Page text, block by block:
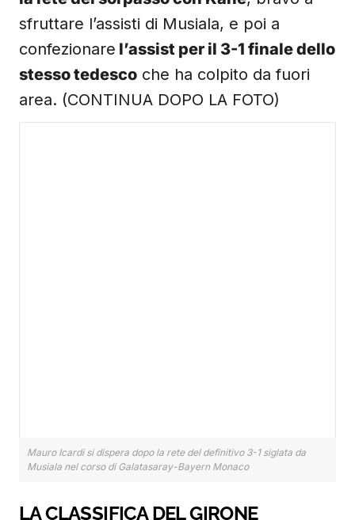
sfruttare l’assisti di Musiala, e poi a
confezionare l’assist per il 3-1 finale dello
stesso tedesco che ha colpito da fuori
area. (CONTINUA DOPO LA FOTO)
Mauro Icardi si dispera dopo la rete del definitivo 3-1 siglata da
Musiala nel corso di Galatasaray-Bayern Monaco
LA CLASSIFICA DEL GIRONE